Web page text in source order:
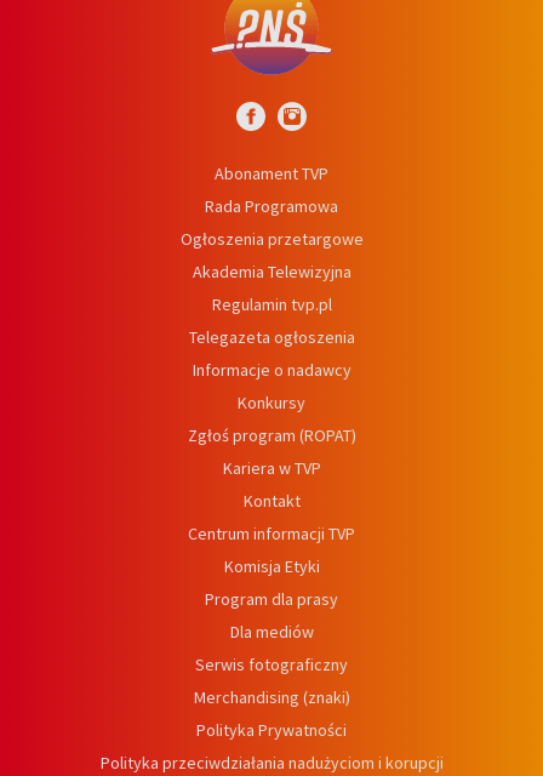
Abonament TVP
Rada Programowa
Ogłoszenia przetargowe
Akademia Telewizyjna
Regulamin tvp.pl
Telegazeta ogłoszenia
Informacje o nadawcy
Konkursy
Zgłoś program (ROPAT)
Kariera w TVP
Kontakt
Centrum informacji TVP
Komisja Etyki
Program dla prasy
Dla mediów
Serwis fotograficzny
Merchandising (znaki)
Polityka Prywatności
Polityka przeciwdziałania nadużyciom i korupcji